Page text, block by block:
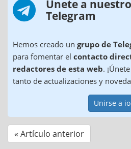
Únete a
Telegram
Hemos creado un grupo de
para fomentar el contacto
redactores de esta web.
tanto de actualizaciones y
Unirse a
« Artículo anterior